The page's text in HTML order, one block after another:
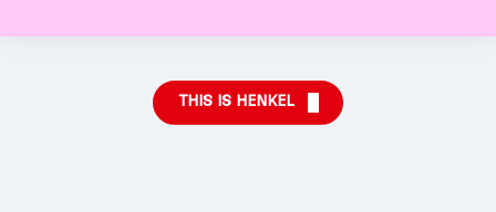
THIS IS HENKEL